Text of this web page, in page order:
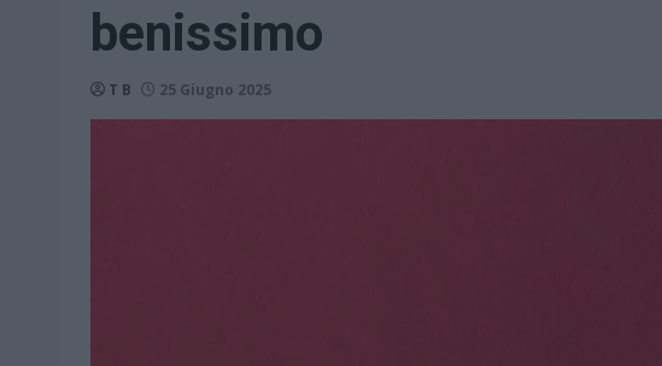
benissimo
T B 25 Giugno 2025